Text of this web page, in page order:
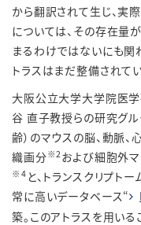
から翻訳されて生じ、実
については、その存在量
まるわけではないにも関
トラスはまだ整備されて
大阪公立大学大学院医
谷 直子教授らの研究グル
齢）のマウスの脳、動脈、
織画分※2 および細胞外
※ 4 と、トランスクリプトー
常に高いデータベース“
築。このアトラスを用い